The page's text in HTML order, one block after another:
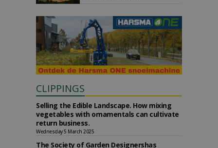
CLIPPINGS
Selling the Edible Landscape. How mixing
vegetables with ornamentals can cultivate
return business.
Wednesday 5 March 2025
The Society of Garden Designershas